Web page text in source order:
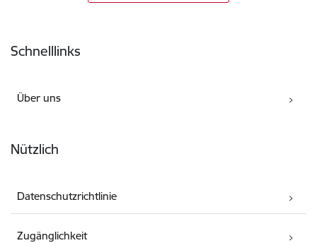
Schnelllinks
Über uns
Nützlich
Datenschutzrichtlinie
Zugänglichkeit